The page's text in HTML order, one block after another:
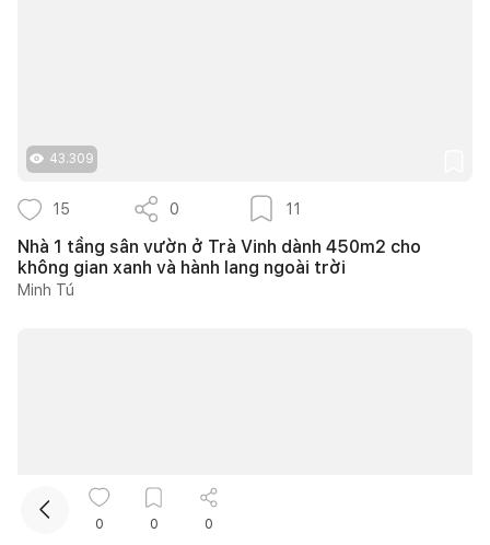
43.309
15 0 11
Nhà 1 tầng sân vườn ở Trà Vinh dành 450m2 cho
không gian xanh và hành lang ngoài trời
Minh Tú
0 0 0
Kết nối thiết kế, thi công